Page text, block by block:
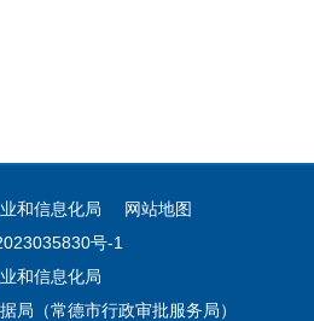
和信息化局
网站地图
号-1
和信息化局
局（常德市行政审批服务局）